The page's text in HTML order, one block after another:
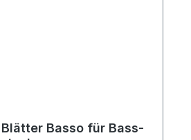
Basso für Bass-